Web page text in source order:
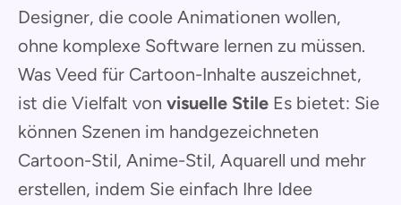
Designer, die coole Animationen wollen,
ohne komplexe Software lernen zu müssen.
Was Veed für Cartoon-Inhalte auszeichnet,
ist die Vielfalt von visuelle Stile Es bietet: Sie
können Szenen im handgezeichneten
Cartoon-Stil, Anime-Stil, Aquarell und mehr
erstellen, indem Sie einfach Ihre Idee